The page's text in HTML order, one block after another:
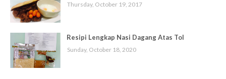
Thursday, October 19, 2017
Resipi Lengkap Nasi Dagang Atas Tol
Sunday, October 18, 2020